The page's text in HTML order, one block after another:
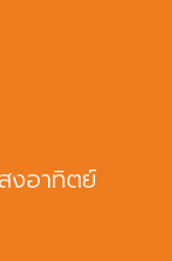
งอาทิตย์